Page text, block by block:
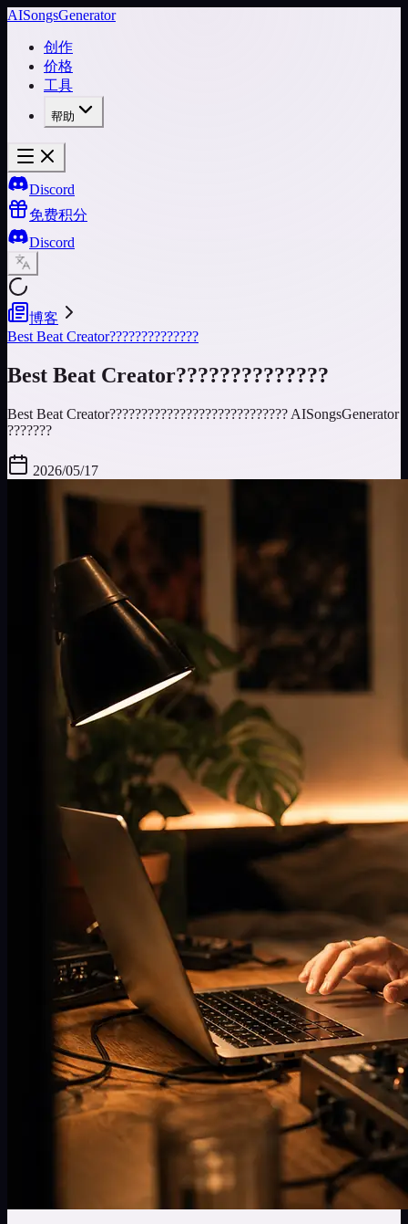
AISongsGenerator
创作
价格
工具
帮助
Discord
免费积分
Discord
博客
Best Beat Creator??????????????
Best Beat Creator??????????????
Best Beat Creator???????????????????????????? AISongsGenerator
???????
2026/05/17